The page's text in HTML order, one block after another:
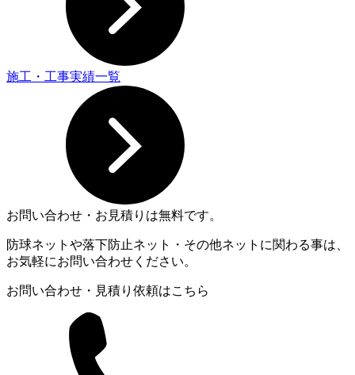
施工・工事実績一覧
お問い合わせ・お見積りは無料です。
防球ネットや落下防止ネット・その他ネットに関わる事は、
お気軽にお問い合わせください。
お問い合わせ・見積り依頼はこちら